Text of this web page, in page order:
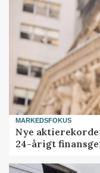
MARKEDSFOKUS
Nye
24-årigt